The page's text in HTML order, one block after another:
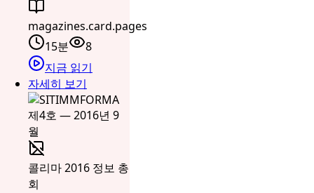
magazines.card.pages
15분
8
지금 읽기
자세히 보기
콜리마 2016 정보 총
회